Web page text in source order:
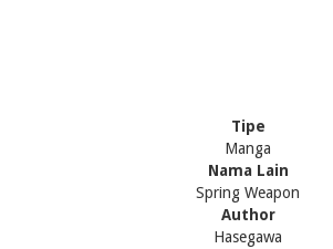
Tipe
Manga
Nama Lain
Spring Weapon
Author
Hasegawa